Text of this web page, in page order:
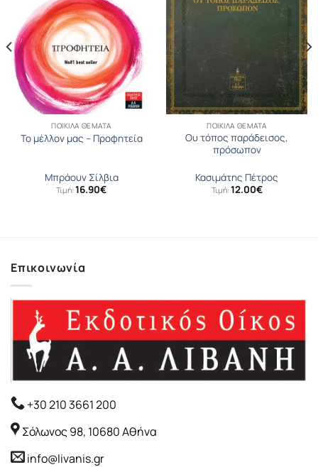
ΠΟΙΚΊΛΑ ΘΈΜΑΤΑ
Το μέλλον μας – Προφητεία
Μπράουν Σίλβια
Τιμή: 16.90€
ΠΟΙΚΊΛΑ ΘΈΜΑΤΑ
Ου τόπος παράδεισος,
πρόσωπον
Κασιμάτης Πέτρος
Τιμή: 12.00€
Επικοινωνία
+30 210 3661 200
Σόλωνος 98, 10680 Αθήνα
info@livanis.gr